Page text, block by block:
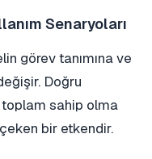
Senaryoları
görev tanımına ve
Doğru
sahip olma
bir etkendir.